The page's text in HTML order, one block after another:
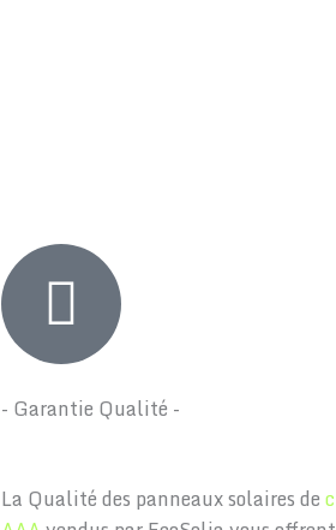
- Garantie Qualité -
La Qualité des panneaux solaires de